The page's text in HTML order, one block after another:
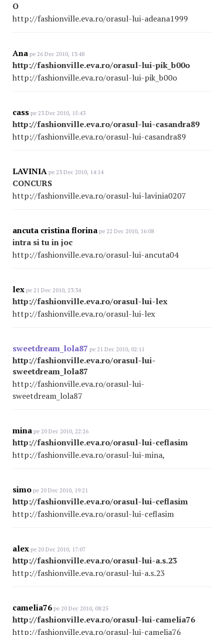
O
http://fashionville.eva.ro/orasul-lui-adeana1999
Ana pe 26 Dec 2010, 13:48
http://fashionville.eva.ro/orasul-lui-pik_b00o
http://fashionville.eva.ro/orasul-lui-pik_b00o
cass pe 23 Dec 2010, 15:43
http://fashionville.eva.ro/orasul-lui-casandra89
http://fashionville.eva.ro/orasul-lui-casandra89
LAVINIA pe 23 Dec 2010, 14:14
CONCURS
http://fashionville.eva.ro/orasul-lui-lavinia0207
ancuta cristina florina pe 22 Dec 2010, 16:08
intra si tu in joc
http://fashionville.eva.ro/orasul-lui-ancuta04
lex pe 21 Dec 2010, 23:34
http://fashionville.eva.ro/orasul-lui-lex
http://fashionville.eva.ro/orasul-lui-lex
sweetdream_lola87 pe 21 Dec 2010, 02:11
http://fashionville.eva.ro/orasul-lui-
sweetdream_lola87
http://fashionville.eva.ro/orasul-lui-
sweetdream_lola87
mina pe 20 Dec 2010, 22:26
http://fashionville.eva.ro/orasul-lui-ceflasim
http://fashionville.eva.ro/orasul-lui-mina,
simo pe 20 Dec 2010, 19:21
http://fashionville.eva.ro/orasul-lui-ceflasim
http://fashionville.eva.ro/orasul-lui-ceflasim
alex pe 20 Dec 2010, 17:07
http://fashionville.eva.ro/orasul-lui-a.s.23
http://fashionville.eva.ro/orasul-lui-a.s.23
camelia76 pe 20 Dec 2010, 08:25
http://fashionville.eva.ro/orasul-lui-camelia76
http://fashionville.eva.ro/orasul-lui-camelia76